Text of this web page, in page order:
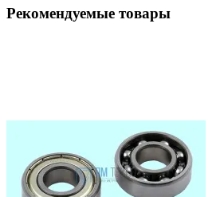
Рекомендуемые товары